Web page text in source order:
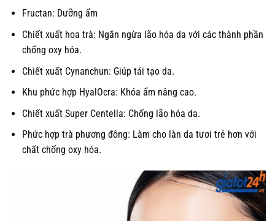
Fructan: Dưỡng ẩm
Chiết xuất hoa trà: Ngăn ngừa lão hóa da với các thành phần
chống oxy hóa.
Chiết xuất Cynanchun: Giúp tái tạo da.
Khu phức hợp HyalOcra: Khóa ẩm nâng cao.
Chiết xuất Super Centella: Chống lão hóa da.
Phức hợp trà phương đông: Làm cho làn da tươi trẻ hơn với
chất chống oxy hóa.